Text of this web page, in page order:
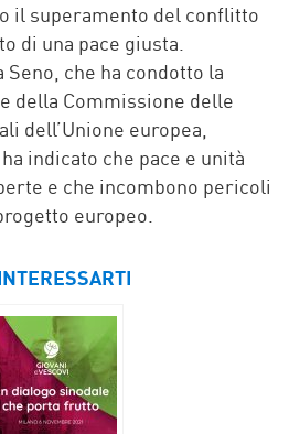
il superamento del conflitto
di una pace giusta.
che ha condotto la
della Commissione delle
dell’Unione europea,
indicato che pace e unità
e che incombono pericoli
europeo.